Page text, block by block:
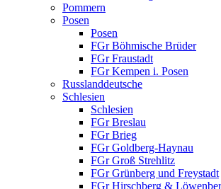
Pommern
Posen
Posen
FGr Böhmische Brüder
FGr Fraustadt
FGr Kempen i. Posen
Russlanddeutsche
Schlesien
Schlesien
FGr Breslau
FGr Brieg
FGr Goldberg-Haynau
FGr Groß Strehlitz
FGr Grünberg und Freystadt
FGr Hirschberg &